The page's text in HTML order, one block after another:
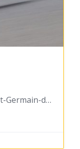
Rue Victor Hugo, 18390 Saint-Germain-du-Puy